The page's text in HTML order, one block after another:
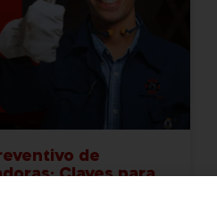
de
Claves para